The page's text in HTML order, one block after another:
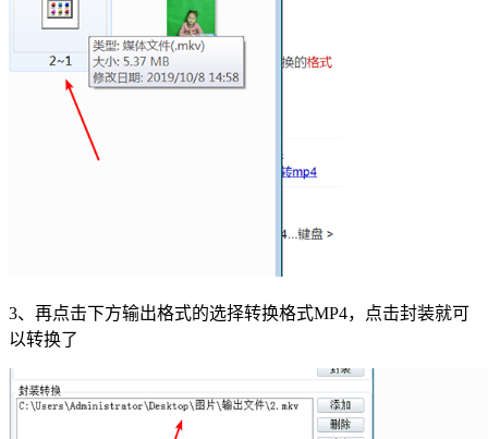
3、再点击下方输出格式的选择转换格式MP4，点击封装就可
以转换了